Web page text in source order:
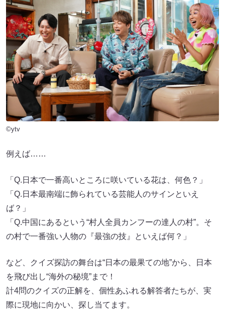
©ytv
例えば……
「Q.日本で一番高いところに咲いている花は、何色？」
「Q.日本最南端に飾られている芸能人のサインといえ
ば？」
「Q.中国にあるという“村人全員カンフーの達人の村”。そ
の村で一番強い人物の『最強の技』といえば何？」
など、クイズ探訪の舞台は“日本の最果ての地”から、日本
を飛び出し“海外の秘境”まで！
計4問のクイズの正解を、個性あふれる解答者たちが、実
際に現地に向かい、探し当てます。